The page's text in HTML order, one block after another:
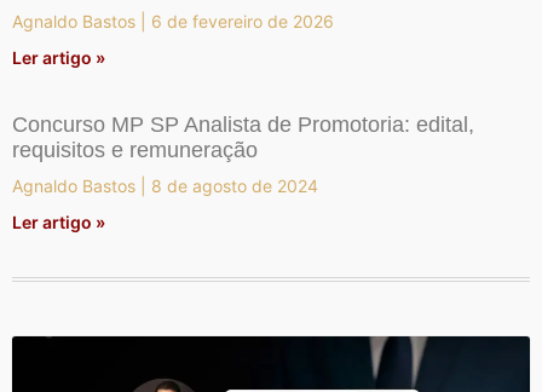
Agnaldo Bastos
6 de fevereiro de 2026
Ler artigo »
Concurso MP SP Analista de Promotoria: edital,
requisitos e remuneração
Agnaldo Bastos
8 de agosto de 2024
Ler artigo »